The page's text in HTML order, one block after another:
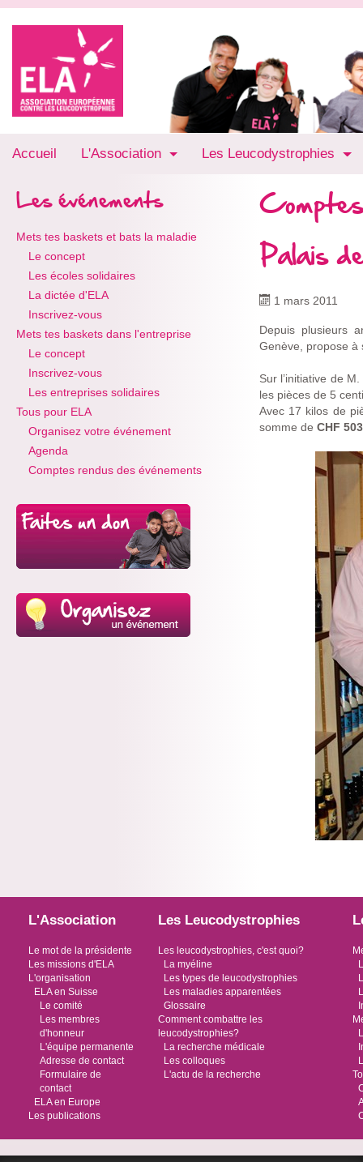
Accueil L'Association Les Leucodystrophies
Les événements
Mets tes baskets et bats la maladie
Le concept
Les écoles solidaires
La dictée d'ELA
Inscrivez-vous
Mets tes baskets dans l'entreprise
Le concept
Inscrivez-vous
Les entreprises solidaires
Tous pour ELA
Organisez votre événement
Agenda
Comptes rendus des événements
Palais
1 mars 2011
Depuis plusieurs
Genève, propose à
Sur l’initiative de
les pièces de 5
Avec 17 kilos de
somme de CHF
L'Association
Le mot de la présidente
Les missions d'ELA
L'organisation
ELA en Suisse
Le comité
Les membres
d'honneur
L'équipe permanente
Adresse de contact
Formulaire de
contact
ELA en Europe
Les publications
Les Leucodystrophies
Les leucodystrophies, c'est quoi?
La myéline
Les types de leucodystrophies
Les maladies apparentées
Glossaire
Comment combattre les
leucodystrophies?
La recherche médicale
Les colloques
L'actu de la recherche